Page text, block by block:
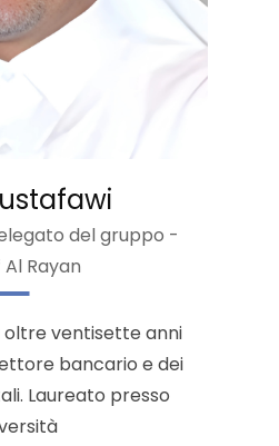
del gruppo -
Rayan
oltre ventisette anni
bancario e dei
Laureato presso